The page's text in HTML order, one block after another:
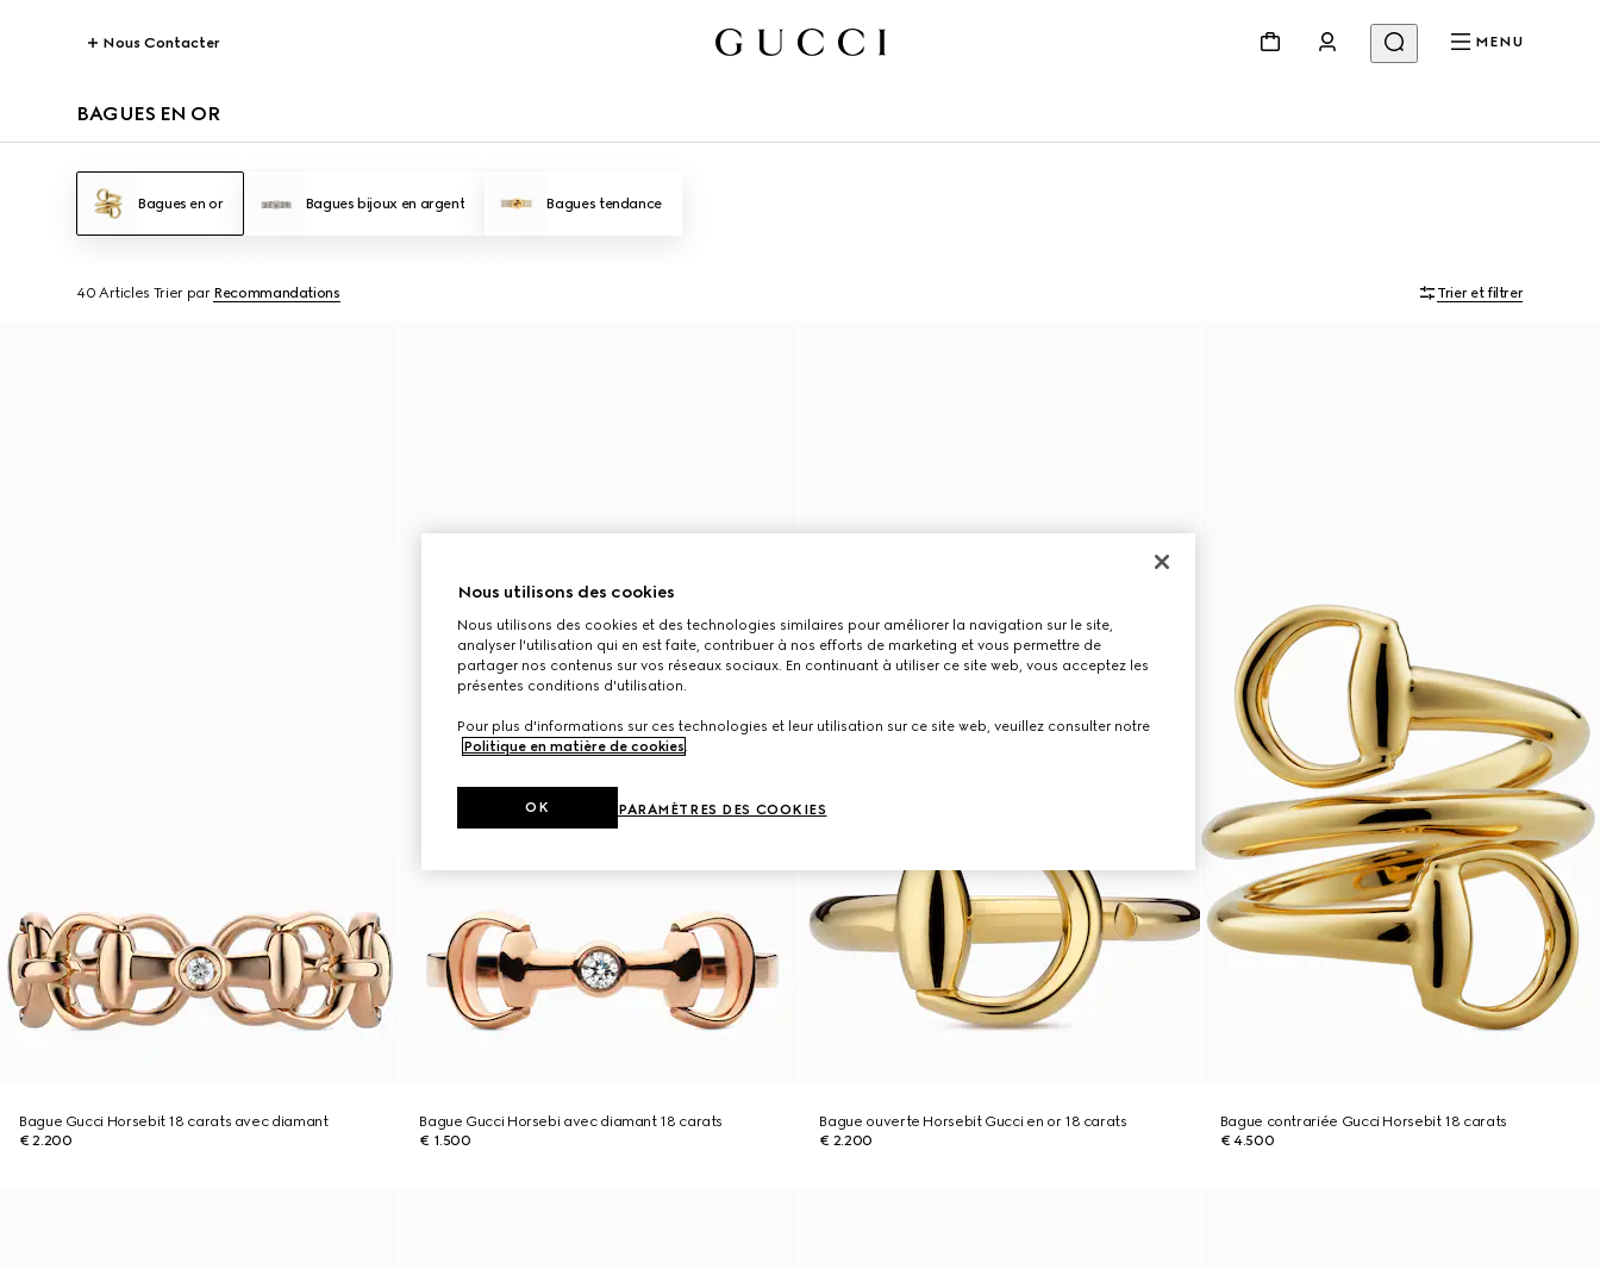
Nous Contacter MENU
BAGUES EN OR
Bagues en or Bagues bijoux en argent Bagues tendance
40 Articles Trier par Recommandations Trier et filtrer
Bague Gucci Horsebit 18 carats avec diamant
€ 2.200
Bague Gucci Horsebi avec diamant 18 carats
€ 1.500
Bague ouverte Horsebit Gucci en or 18 carats
€ 2.200
Bague contrariée Gucci Horsebit 18 carats
€ 4.500
Nous utilisons des cookies
Nous utilisons des cookies et des technologies similaires pour améliorer la navigation sur le site,
analyser l'utilisation qui en est faite, contribuer à nos efforts de marketing et vous permettre de
partager nos contenus sur vos réseaux sociaux. En continuant à utiliser ce site web, vous acceptez les
présentes conditions d'utilisation.
Pour plus d'informations sur ces technologies et leur utilisation sur ce site web, veuillez consulter notre
Politique en matière de cookies.
PARAMÈTRES DES COOKIES
OK